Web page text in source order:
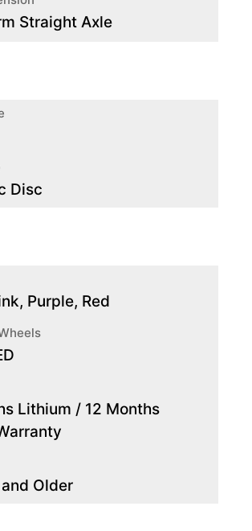
Straight Axle
Disc
Purple, Red
Lithium / 12 Months
Older